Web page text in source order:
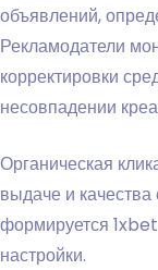
объявлений,
Рекламодатели
корректировки
несовпадении
Органическая
выдаче и качества
формируется
настройки.